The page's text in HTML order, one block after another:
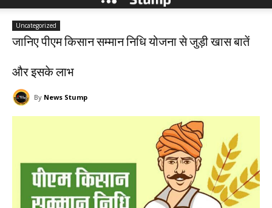
Uncategorized
जानिए पीएम किसान सम्मान निधि योजना से जुड़ी खास बातें
और इसके लाभ
By News Stump